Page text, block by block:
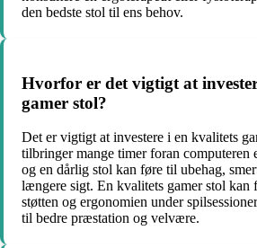
den bedste stol til ens behov.
Hvorfor er det vigtigt at
gamer stol?
Det er vigtigt at investere i en kvalitets
tilbringer mange timer foran computeren
og en dårlig stol kan føre til ubehag,
længere sigt. En kvalitets gamer stol kan
støtten og ergonomien under
til bedre præstation og velvære.